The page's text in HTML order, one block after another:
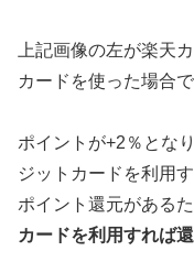
上記画像の左が楽天
カードを使った場合で
ポイントが+2％とな
ジットカードを利用
ポイント還元がある
カードを利用すれば